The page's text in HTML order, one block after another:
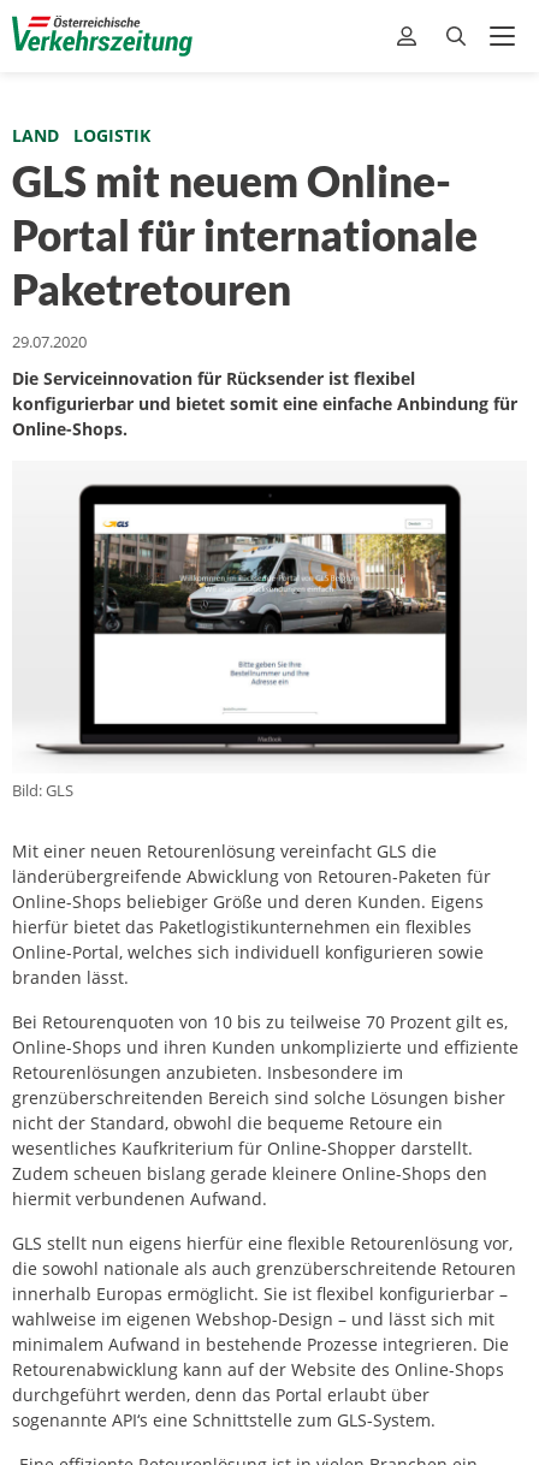
LAND LOGISTIK
GLS mit neuem Online-
Portal für internationale
Paketretouren
29.07.2020
Die Serviceinnovation für Rücksender ist flexibel
konfigurierbar und bietet somit eine einfache Anbindung für
Online-Shops.
Bild: GLS
Mit einer neuen Retourenlösung vereinfacht GLS die
länderübergreifende Abwicklung von Retouren-Paketen für
Online-Shops beliebiger Größe und deren Kunden. Eigens
hierfür bietet das Paketlogistikunternehmen ein flexibles
Online-Portal, welches sich individuell konfigurieren sowie
branden lässt.
Bei Retourenquoten von 10 bis zu teilweise 70 Prozent gilt es,
Online-Shops und ihren Kunden unkomplizierte und effiziente
Retourenlösungen anzubieten. Insbesondere im
grenzüberschreitenden Bereich sind solche Lösungen bisher
nicht der Standard, obwohl die bequeme Retoure ein
wesentliches Kaufkriterium für Online-Shopper darstellt.
Zudem scheuen bislang gerade kleinere Online-Shops den
hiermit verbundenen Aufwand.
GLS stellt nun eigens hierfür eine flexible Retourenlösung vor,
die sowohl nationale als auch grenzüberschreitende Retouren
innerhalb Europas ermöglicht. Sie ist flexibel konfigurierbar –
wahlweise im eigenen Webshop-Design – und lässt sich mit
minimalem Aufwand in bestehende Prozesse integrieren. Die
Retourenabwicklung kann auf der Website des Online-Shops
durchgeführt werden, denn das Portal erlaubt über
sogenannte API‘s eine Schnittstelle zum GLS-System.